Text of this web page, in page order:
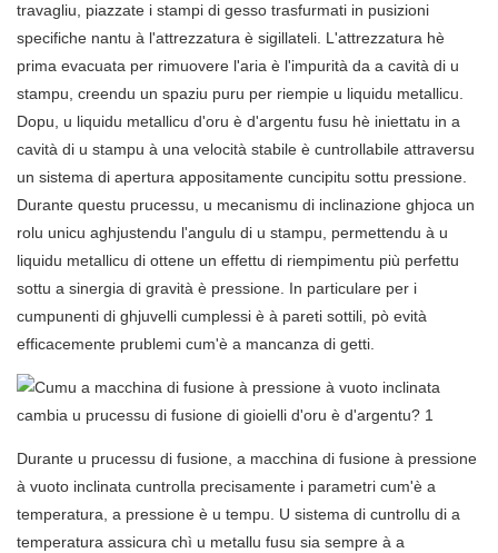
travagliu, piazzate i stampi di gesso trasfurmati in pusizioni
specifiche nantu à l'attrezzatura è sigillateli. L'attrezzatura hè
prima evacuata per rimuovere l'aria è l'impurità da a cavità di u
stampu, creendu un spaziu puru per riempie u liquidu metallicu.
Dopu, u liquidu metallicu d'oru è d'argentu fusu hè iniettatu in a
cavità di u stampu à una velocità stabile è cuntrollabile attraversu
un sistema di apertura appositamente cuncipitu sottu pressione.
Durante questu prucessu, u mecanismu di inclinazione ghjoca un
rolu unicu aghjustendu l'angulu di u stampu, permettendu à u
liquidu metallicu di ottene un effettu di riempimentu più perfettu
sottu a sinergia di gravità è pressione. In particulare per i
cumpunenti di ghjuvelli cumplessi è à pareti sottili, pò evità
efficacemente prublemi cum'è a mancanza di getti.
Durante u prucessu di fusione, a macchina di fusione à pressione
à vuoto inclinata cuntrolla precisamente i parametri cum'è a
temperatura, a pressione è u tempu. U sistema di cuntrollu di a
temperatura assicura chì u metallu fusu sia sempre à a